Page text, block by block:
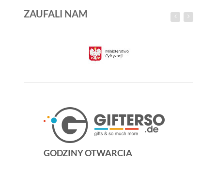
ZAUFALI NAM
GODZINY OTWARCIA